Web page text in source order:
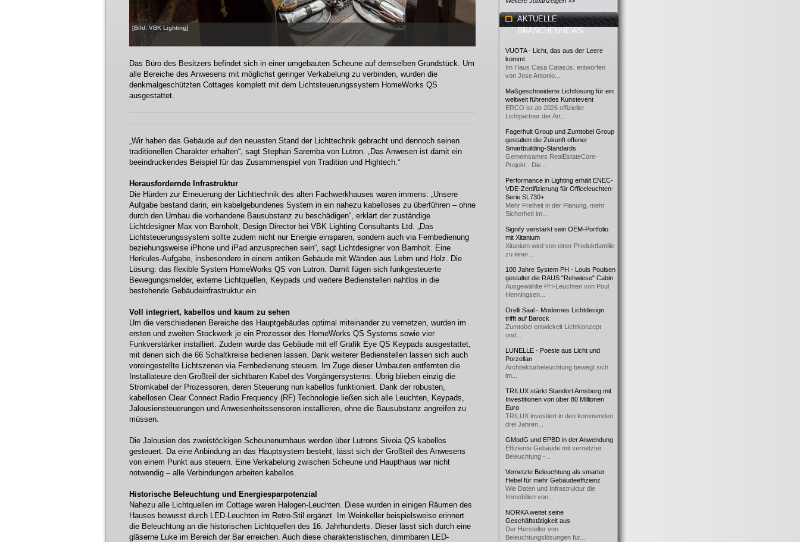
[Bild: VBK Lighting]
Das Büro des Besitzers befindet sich in einer umgebauten Scheune auf demselben Grundstück. Um
alle Bereiche des Anwesens mit möglichst geringer Verkabelung zu verbinden, wurden die
denkmalgeschützten Cottages komplett mit dem Lichtsteuerungssystem HomeWorks QS
ausgestattet.
„Wir haben das Gebäude auf den neuesten Stand der Lichttechnik gebracht und dennoch seinen
traditionellen Charakter erhalten“, sagt Stephan Saremba von Lutron. „Das Anwesen ist damit ein
beeindruckendes Beispiel für das Zusammenspiel von Tradition und Hightech.“
Herausfordernde Infrastruktur
Die Hürden zur Erneuerung der Lichttechnik des alten Fachwerkhauses waren immens: „Unsere
Aufgabe bestand darin, ein kabelgebundenes System in ein nahezu kabelloses zu überführen – ohne
durch den Umbau die vorhandene Bausubstanz zu beschädigen“, erklärt der zuständige
Lichtdesigner Max von Barnholt, Design Director bei VBK Lighting Consultants Ltd. „Das
Lichtsteuerungssystem sollte zudem nicht nur Energie einsparen, sondern auch via Fernbedienung
beziehungsweise iPhone und iPad anzusprechen sein“, sagt Lichtdesigner von Barnholt. Eine
Herkules-Aufgabe, insbesondere in einem antiken Gebäude mit Wänden aus Lehm und Holz. Die
Lösung: das flexible System HomeWorks QS von Lutron. Damit fügen sich funkgesteuerte
Bewegungsmelder, externe Lichtquellen, Keypads und weitere Bedienstellen nahtlos in die
bestehende Gebäudeinfrastruktur ein.
Voll integriert, kabellos und kaum zu sehen
Um die verschiedenen Bereiche des Hauptgebäudes optimal miteinander zu vernetzen, wurden im
ersten und zweiten Stockwerk je ein Prozessor des HomeWorks QS Systems sowie vier
Funkverstärker installiert. Zudem wurde das Gebäude mit elf Grafik Eye QS Keypads ausgestattet,
mit denen sich die 66 Schaltkreise bedienen lassen. Dank weiterer Bedienstellen lassen sich auch
voreingestellte Lichtszenen via Fernbedienung steuern. Im Zuge dieser Umbauten entfernten die
Installateure den Großteil der sichtbaren Kabel des Vorgängersystems. Übrig blieben einzig die
Stromkabel der Prozessoren, deren Steuerung nun kabellos funktioniert. Dank der robusten,
kabellosen Clear Connect Radio Frequency (RF) Technologie ließen sich alle Leuchten, Keypads,
Jalousiensteuerungen und Anwesenheitssensoren installieren, ohne die Bausubstanz angreifen zu
müssen.
Die Jalousien des zweistöckigen Scheunenumbaus werden über Lutrons Sivoia QS kabellos
gesteuert. Da eine Anbindung an das Hauptsystem besteht, lässt sich der Großteil des Anwesens
von einem Punkt aus steuern. Eine Verkabelung zwischen Scheune und Haupthaus war nicht
notwendig – alle Verbindungen arbeiten kabellos.
Historische Beleuchtung und Energiesparpotenzial
Nahezu alle Lichtquellen im Cottage waren Halogen-Leuchten. Diese wurden in einigen Räumen des
Hauses bewusst durch LED-Leuchten im Retro-Stil ergänzt. Im Weinkeller beispielsweise erinnert
die Beleuchtung an die historischen Lichtquellen des 16. Jahrhunderts. Dieser lässt sich durch eine
gläserne Luke im Bereich der Bar erreichen. Auch diese charakteristischen, dimmbaren LED-
AKTUELLE
BRANCHENNEWS
VUOTA - Licht, das aus der Leere
kommt
Im Haus Casa Catasüs, entworfen
von Jose Antonio...
Maßgeschneiderte Lichtlösung für ein
weltweit führendes Kunstevent
ERCO ist ab 2026 offizieller
Lichtpartner der Art...
Fagerhult Group und Zumtobel Group
gestalten die Zukunft offener
Smartbuilding-Standards
Gemeinsames RealEstateCore-
Projekt - Die...
Performance in Lighting erhält ENEC-
VDE-Zertifizierung für Officeleuchten-
Serie SL730+
Mehr Freiheit in der Planung, mehr
Sicherheit im...
Signify verstärkt sein OEM-Portfolio
mit Xitanium
Xitanium wird von einer Produktfamilie
zu einer...
100 Jahre System PH - Louis Poulsen
gestaltet die RAUS "Rehwiese" Cabin
Ausgewählte PH-Leuchten von Poul
Henningsen...
Orelli Saal - Modernes Lichtdesign
trifft auf Barock
Zumtobel entwickelt Lichtkonzept
und...
LUNELLE - Poesie aus Licht und
Porzellan
Architekturbeleuchtung bewegt sich
im...
TRILUX stärkt Standort Arnsberg mit
Investitionen von über 80 Millionen
Euro
TRILUX investiert in den kommenden
drei Jahren...
GModG und EPBD in der Anwendung
Effiziente Gebäude mit vernetzter
Beleuchtung -...
Vernetzte Beleuchtung als smarter
Hebel für mehr Gebäudeeffizienz
Wie Daten und Infrastruktur die
Immobilien von...
NORKA weitet seine
Geschäftstätigkeit aus
Der Hersteller von
Beleuchtungslösungen für...